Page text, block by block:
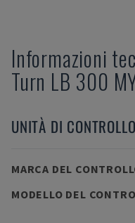
Informazioni
Turn LB 300
UNITÀ DI CONTROLLO
MARCA DEL
MODELLO DEL